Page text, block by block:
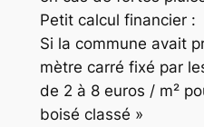
Petit calcul financier :
Si la commune avait
mètre carré fixé par
de 2 à 8 euros / m²
boisé classé »